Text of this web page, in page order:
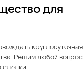
для
круглосуточная
Решим любой вопрос